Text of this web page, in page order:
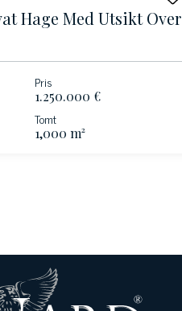
Hage Med Utsikt Over
Pris
1.250.000 €
Tomt
1,000 m²